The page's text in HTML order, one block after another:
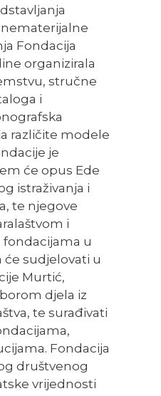
Fondacija
organizirala
stručne
i
različite modele
je
će opus Ede
istraživanja i
te njegove
i
u
će sudjelovati u
Murtić,
djela iz
te surađivati
Fondacija
društvenog
vrijednosti